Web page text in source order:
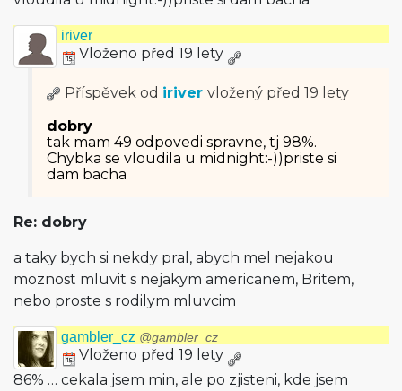
iriver
Vloženo před 19 lety
Příspěvek od iriver vložený před 19 lety
dobry
tak mam 49 odpovedi spravne, tj 98%.
Chybka se vloudila u midnight:-))priste si
dam bacha
Re: dobry
a taky bych si nekdy pral, abych mel nejakou
moznost mluvit s nejakym americanem, Britem,
nebo proste s rodilym mluvcim
gambler_cz @gambler_cz
Vloženo před 19 lety
86% … cekala jsem min, ale po zjisteni, kde jsem